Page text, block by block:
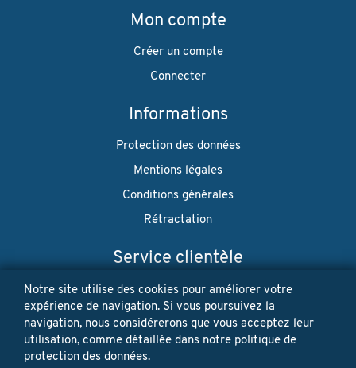
Mon compte
Créer un compte
Connecter
Informations
Protection des données
Mentions légales
Conditions générales
Rétractation
Service clientèle
Envoi
Newsletter
Notre site utilise des cookies pour améliorer votre
expérience de navigation. Si vous poursuivez la
navigation, nous considérerons que vous acceptez leur
utilisation, comme détaillée dans notre politique de
protection des données.